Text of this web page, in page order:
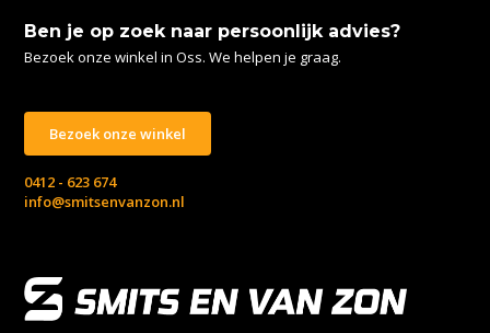
Ben je op zoek naar persoonlijk advies?
Bezoek onze winkel in Oss. We helpen je graag.
Bezoek onze winkel
0412 - 623 674
info@smitsenvanzon.nl